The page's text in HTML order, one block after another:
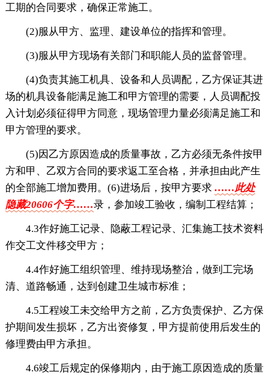
工期的合同要求，确保正常施工。
(2)服从甲方、监理、建设单位的指挥和管理。
(3)服从甲方现场有关部门和职能人员的监督管理。
(4)负责其施工机具、设备和人员调配，乙方保证其进
场的机具设备能满足施工和甲方管理的需要，人员调配投
入计划必须征得甲方同意，现场管理力量必须满足施工和
甲方管理的要求。
(5)因乙方原因造成的质量事故，乙方必须无条件按甲
方和甲、乙双方合同的要求返工至合格，并承担由此产生
的全部施工增加费用。(6)进场后，按甲方要求 ……此处
隐藏20606个字……录，参加竣工验收，编制工程结算；
4.3作好施工记录、隐蔽工程记录、汇集施工技术资料
作交工文件移交甲方；
4.4作好施工组织管理、维持现场整治，做到工完场
清、道路畅通，达到创建卫生城市标准；
4.5工程竣工未交给甲方之前，乙方负责保护、乙方保
护期间发生损坏，乙方出资修复，甲方提前使用后发生的
修理费由甲方承担。
4.6竣工后规定的保修期内，由于施工原因造成的质量